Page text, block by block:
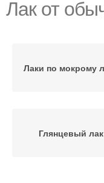
Лак от
Лаки по мокрому
Глянцевый лак